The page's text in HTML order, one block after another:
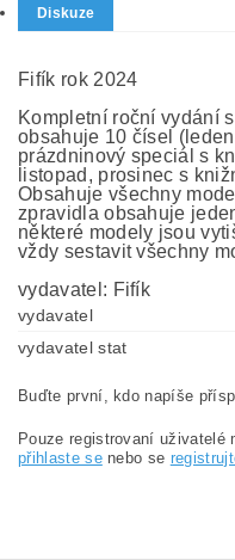
Diskuze
Fifík rok 2024
Kompletní roční vydání
obsahuje 10 čísel
prázdninový speciál s
listopad, prosinec s
Obsahuje všechny
zpravidla obsahuje
některé modely jsou
vždy sestavit všechny
vydavatel: Fifík
vydavatel
vydavatel stat
Buďte první, kdo napíše
Pouze registrovaní uživatelé
přihlaste senebo se